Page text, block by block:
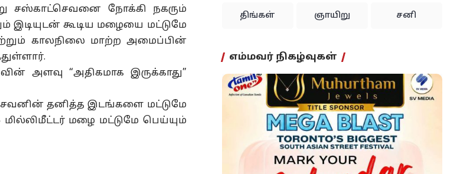
சஸ்காட்செவனை நோக்கி நகரும்
இடியுடன் கூடிய மழையை மட்டுமே
காலநிலை மாற்ற அமைப்பின்
அளவு “அதிகமாக இருக்காது”
தனித்த இடங்களை மட்டுமே
மில்லிமீட்டர் மழை மட்டுமே பெய்யும்
திங்கள் ஞாயிறு சனி
எம்மவர் நிகழ்வுகள்